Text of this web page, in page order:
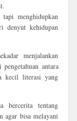
tapimenghidupkan
denyut kehidupan
menjalankan
antara
kecil literasi yang
bercerita tentang
agar bisa melayani